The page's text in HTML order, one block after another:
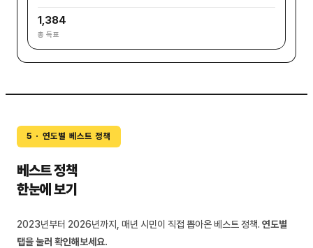
1,384
총 득표
5 · 연도별 베스트 정책
베스트 정책
한눈에 보기
2023년부터 2026년까지, 매년 시민이 직접 뽑아온 베스트 정책. 연도별
탭을 눌러 확인해보세요.